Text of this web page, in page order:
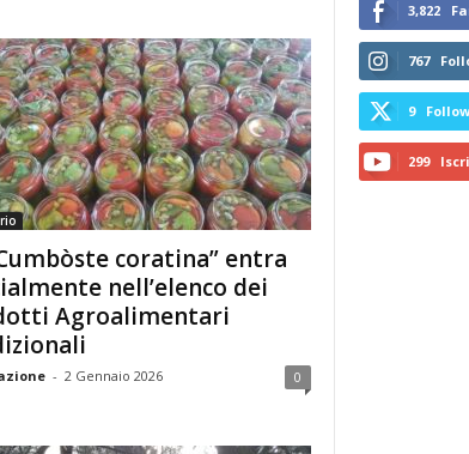
coratina” entra
nell’elenco dei
Agroalimentari
- 2 Gennaio 2026 0
3,822
767
9
299